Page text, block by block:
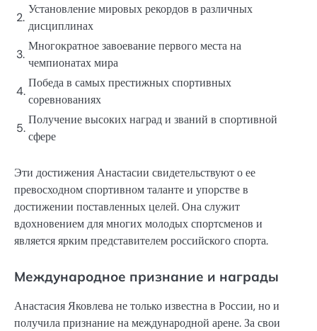
2.
Установление мировых рекордов в различных
дисциплинах
3.
Многократное завоевание первого места на
чемпионатах мира
4.
Победа в самых престижных спортивных
соревнованиях
5.
Получение высоких наград и званий в спортивной
сфере
Эти достижения Анастасии свидетельствуют о ее
превосходном спортивном таланте и упорстве в
достижении поставленных целей. Она служит
вдохновением для многих молодых спортсменов и
является ярким представителем российского спорта.
Международное признание и награды
Анастасия Яковлева не только известна в России, но и
получила признание на международной арене. За свои